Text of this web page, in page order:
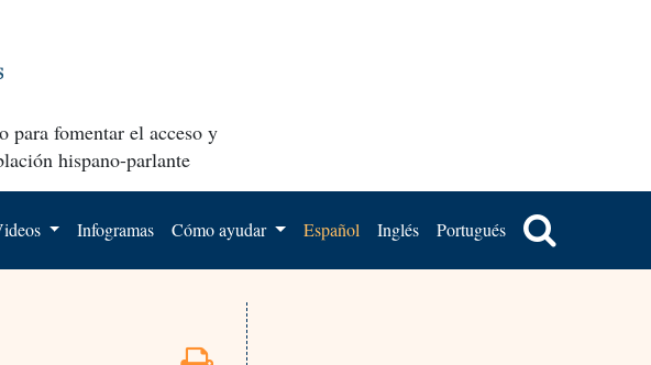
para fomentar el acceso y
hispano-parlante
Infogramas Cómo ayudar Español Inglés Portugués